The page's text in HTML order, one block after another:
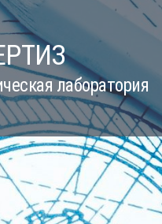
лаборатория